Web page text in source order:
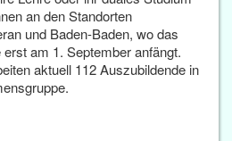
an den Standorten
und Baden-Baden, wo das
am 1. September anfängt.
aktuell 112 Auszubildende in